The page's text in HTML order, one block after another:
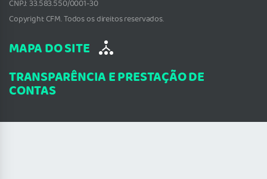
CNPJ: 33.583.550/0001-30
Copyright CFM. Todos os direitos reservados.
MAPA DO SITE
TRANSPARÊNCIA E PRESTAÇÃO DE
CONTAS